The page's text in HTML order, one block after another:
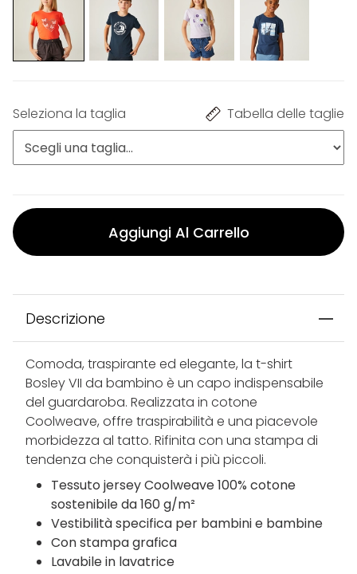
Seleziona la taglia Tabella delle taglie
Aggiungi Al Carrello
Descrizione
Comoda, traspirante ed elegante, la t-shirt
Bosley VII da bambino è un capo indispensabile
del guardaroba. Realizzata in cotone
Coolweave, offre traspirabilità e una piacevole
morbidezza al tatto. Rifinita con una stampa di
tendenza che conquisterà i più piccoli.
Tessuto jersey Coolweave 100% cotone
sostenibile da 160 g/m²
Vestibilità specifica per bambini e bambine
Con stampa grafica
Lavabile in lavatrice